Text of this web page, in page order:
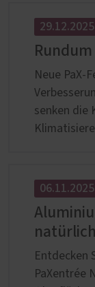
29.12.2025
Neue PaX-
senken die
06.11.2025
Entdecken
PaXentrée